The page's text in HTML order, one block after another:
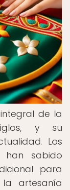
de la
y su
Los
han sabido
para
artesanía